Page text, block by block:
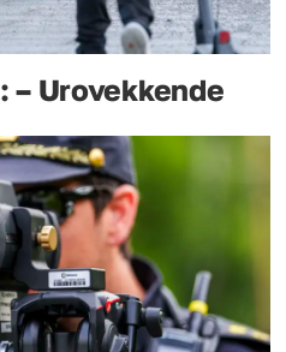
Urovekkende